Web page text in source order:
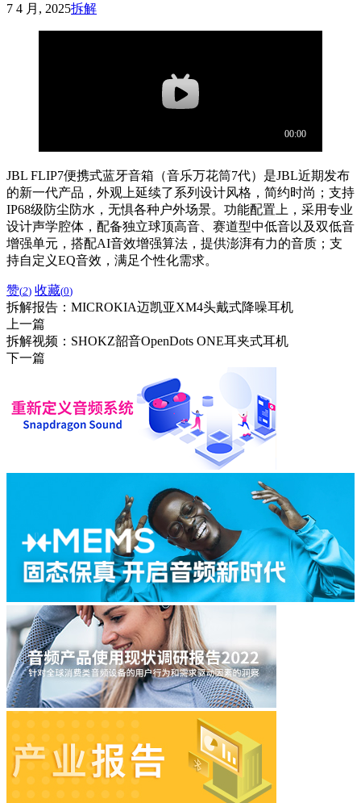
7 4 月, 2025拆解
JBL FLIP7便携式蓝牙音箱（音乐万花筒7代）是JBL近期发布
的新一代产品，外观上延续了系列设计风格，简约时尚；支持
IP68级防尘防水，无惧各种户外场景。功能配置上，采用专业
设计声学腔体，配备独立球顶高音、赛道型中低音以及双低音
增强单元，搭配AI音效增强算法，提供澎湃有力的音质；支
持自定义EQ音效，满足个性化需求。
赞(2) 收藏(0)
拆解报告：MICROKIA迈凯亚XM4头戴式降噪耳机
上一篇
拆解视频：SHOKZ韶音OpenDots ONE耳夹式耳机
下一篇